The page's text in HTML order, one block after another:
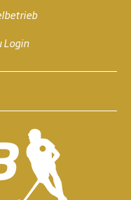
Login